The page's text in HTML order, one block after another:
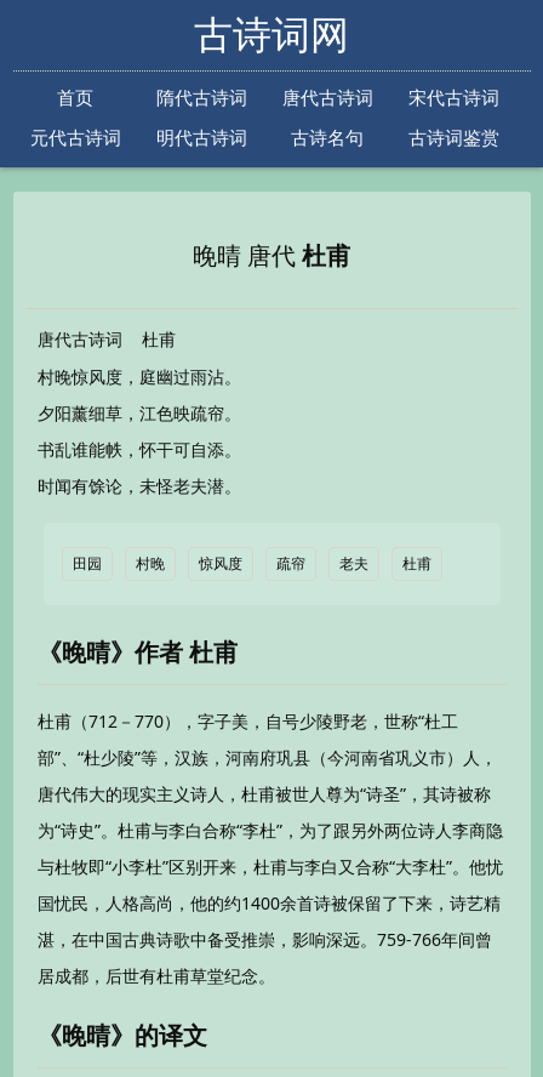
古诗词网
首页 隋代古诗词 唐代古诗词
宋代古诗词
元代古诗词
明代古诗词 古诗名句
古诗词鉴赏
晚晴 唐代 杜甫
唐代古诗词 杜甫
村晚惊风度，庭幽过雨沾。
夕阳薰细草，江色映疏帘。
书乱谁能帙，怀干可自添。
时闻有馀论，未怪老夫潜。
田园 村晚 惊风度 疏帘 老夫 杜甫
《晚晴》作者 杜甫
杜甫（712－770），字子美，自号少陵野老，世称“杜工
部”、“杜少陵”等，汉族，河南府巩县（今河南省巩义市）人，
唐代伟大的现实主义诗人，杜甫被世人尊为“诗圣”，其诗被称
为“诗史”。杜甫与李白合称“李杜”，为了跟另外两位诗人李商隐
与杜牧即“小李杜”区别开来，杜甫与李白又合称“大李杜”。他忧
国忧民，人格高尚，他的约1400余首诗被保留了下来，诗艺精
湛，在中国古典诗歌中备受推崇，影响深远。759-766年间曾
居成都，后世有杜甫草堂纪念。
《晚晴》的译文